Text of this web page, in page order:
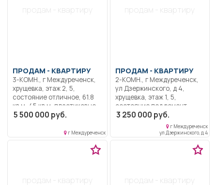
продам - квартиру
ПРОДАМ - КВАРТИРУ
3-КОМН., г Междуреченск,
хрущевка, этаж 2, 5,
состояние отличное, 61.8
кв.м, 45 кв.м, пластиковые
окна, новая сантехника,
угловая, без посредников,
Восточный район. Уютная
5 500 000 руб.
г Междуреченск
продам - квартиру
ПРОДАМ - КВАРТИРУ
2-КОМН., г Междуреченск,
ул Дзержинского, д 4,
хрущевка, этаж 1, 5,
состояние под ремонт,
пластиковые окна, под
ремонт. Хороший район,
рядом сады, школа.
3 250 000 руб.
г Междуреченск
ул Дзержинского, д 4
продам - квартиру продам - квартиру